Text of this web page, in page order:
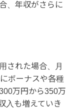
、年収がさらに
された場合、月
ボーナスや各種
万円から350万
入も増えていき